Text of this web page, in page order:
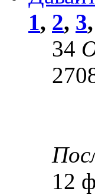
1, 2, 3,
34
12